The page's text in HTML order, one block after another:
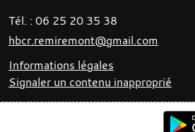
Tél. : 06 25 20 35 38
hbcr.remiremont@gmail.com
Informations légales
Signaler un contenu inapproprié